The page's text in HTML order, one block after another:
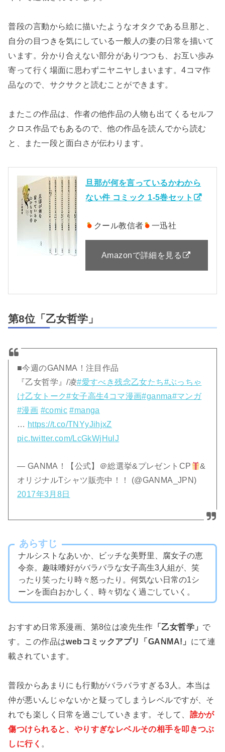
普段の言動から絵に描いたようなオタクである旦那と、
自分の目つきを気にしている一般人の妻の日常を描いて
います。分かり合えない部分がありつつも、お互い歩み
寄って行く場面に思わずニヤニヤしまいます。4コマ作
品なので、サクサクと読むことができます。
またこの作品は、作者の他作品の人物も出てくるセルフ
クロス作品でもあるので、他の作品を読んでから読む
と、また一段と面白さが伝わります。
旦那が何を言っているかわから
ない件 コミック 1-5巻セット
クール教信者 一迅社
Amazonで詳細を見る
第8位「乙女哲学」
■今週のGANMA！注目作品
『乙女哲学』/凌#愛すべき残念乙女たち#ぶっちゃ
け乙女トーク#女子高生4コマ漫画#ganma#マンガ
#漫画 #comic #manga
… https://t.co/TNYyJihjxZ
pic.twitter.com/LcGkWjHulJ
— GANMA！【公式】＠総選挙&プレゼントCP
&
オリジナルTシャツ販売中！！ (@GANMA_JPN)
2017年3月8日
あらすじ
ナルシストなあいか、ビッチな美野里、腐女子の恵
令奈。趣味嗜好がバラバラな女子高生3人組が、笑
ったり笑ったり時々怒ったり。何気ない日常の1シ
ーンを面白おかしく、時々切なく過ごしていく。
おすすめ日常系漫画、第8位は凌先生作 「乙女哲学」 で
す。この作品はwebコミックアプリ「GANMA!」 にて連
載されています。
普段からあまりにも行動がバラバラすぎる3人。本当は
仲が悪いんじゃないかと疑ってしまうレベルですが、そ
れでも楽しく日常を過ごしていきます。そして、 誰かが
傷つけられると、やりすぎなレベルその相手を叩きつぶ
しに行く 。